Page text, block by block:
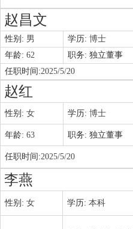
赵昌文
性别: 男 学历: 博士
年龄: 62 职务: 独立董事
任职时间:2025/5/20
赵红
性别: 女 学历: 博士
年龄: 63 职务: 独立董事
任职时间:2025/5/20
李燕
性别: 女 学历: 本科